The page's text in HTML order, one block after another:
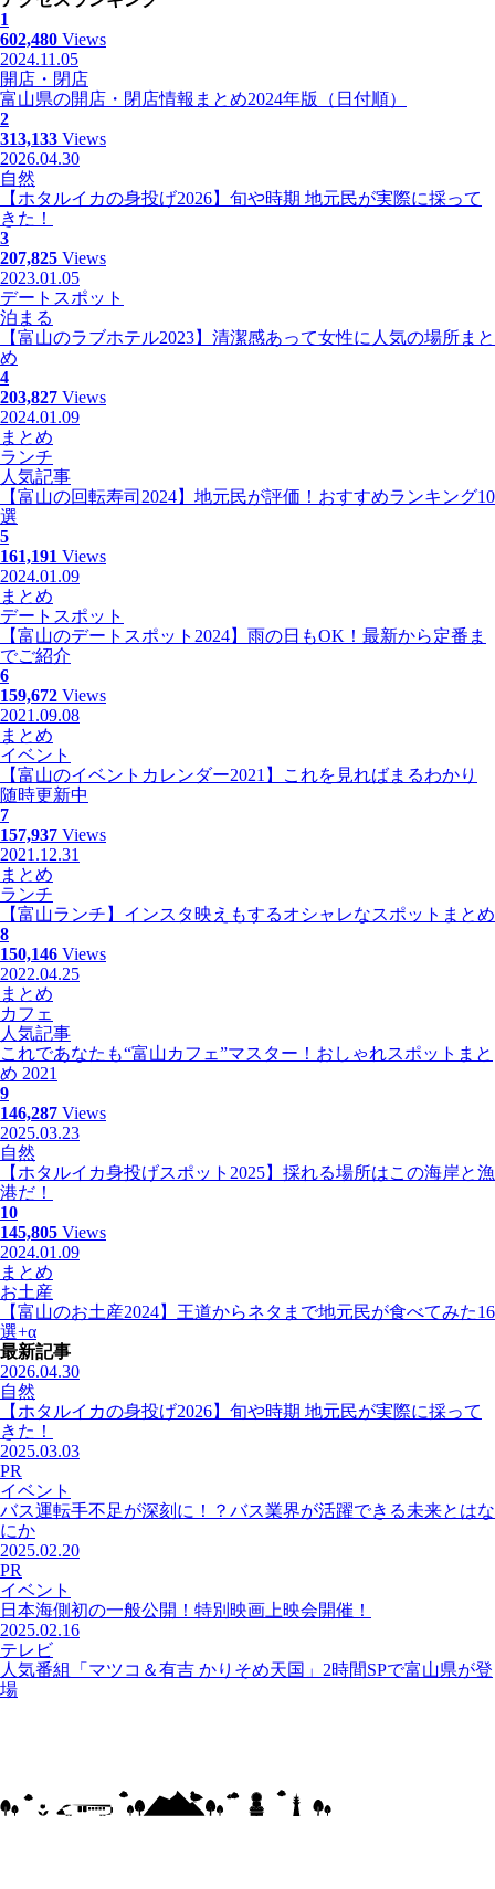
1
602,480 Views
2024.11.05
開店・閉店
富山県の開店・閉店情報まとめ2024年版（日付順）
2
313,133 Views
2026.04.30
自然
【ホタルイカの身投げ2026】旬や時期 地元民が実際に採って
きた！
3
207,825 Views
2023.01.05
デートスポット
泊まる
【富山のラブホテル2023】清潔感あって女性に人気の場所まと
め
4
203,827 Views
2024.01.09
まとめ
ランチ
人気記事
【富山の回転寿司2024】地元民が評価！おすすめランキング10
選
5
161,191 Views
2024.01.09
まとめ
デートスポット
【富山のデートスポット2024】雨の日もOK！最新から定番ま
でご紹介
6
159,672 Views
2021.09.08
まとめ
イベント
【富山のイベントカレンダー2021】これを見ればまるわかり
随時更新中
7
157,937 Views
2021.12.31
まとめ
ランチ
【富山ランチ】インスタ映えもするオシャレなスポットまとめ
8
150,146 Views
2022.04.25
まとめ
カフェ
人気記事
これであなたも“富山カフェ”マスター！おしゃれスポットまと
め 2021
9
146,287 Views
2025.03.23
自然
【ホタルイカ身投げスポット2025】採れる場所はこの海岸と漁
港だ！
10
145,805 Views
2024.01.09
まとめ
お土産
【富山のお土産2024】王道からネタまで地元民が食べてみた16
選+α
最新記事
2026.04.30
自然
【ホタルイカの身投げ2026】旬や時期 地元民が実際に採って
きた！
2025.03.03
PR
イベント
バス運転手不足が深刻に！？バス業界が活躍できる未来とはな
にか
2025.02.20
PR
イベント
日本海側初の一般公開！特別映画上映会開催！
2025.02.16
テレビ
人気番組「マツコ＆有吉 かりそめ天国」2時間SPで富山県が登
場